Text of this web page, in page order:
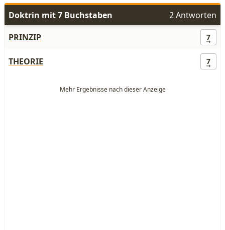
Doktrin mit 7 Buchstaben
2 Antworten
PRINZIP
7
THEORIE 7